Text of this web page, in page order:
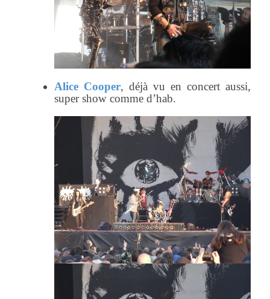
Alice Cooper, déjà vu en concert aussi,
super show comme d’hab.